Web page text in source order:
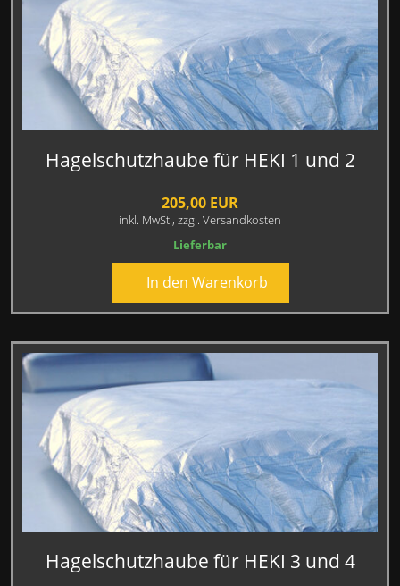
Hagelschutzhaube für HEKI 1 und 2
205,00 EUR
inkl. MwSt., zzgl. Versandkosten
Lieferbar
In den Warenkorb
Hagelschutzhaube für HEKI 3 und 4